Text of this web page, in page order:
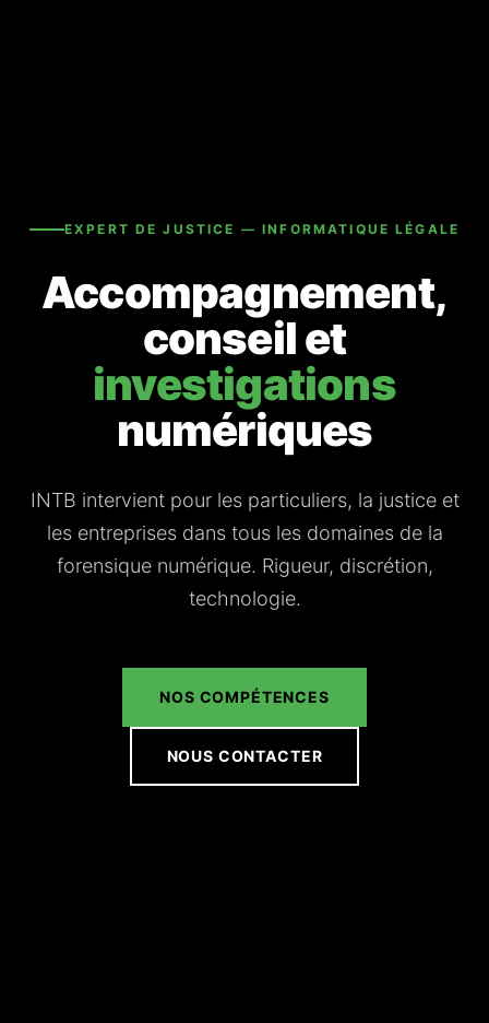
EXPERT DE JUSTICE — INFORMATIQUE LÉGALE
Accompagnement,
conseil et
investigations
numériques
INTB intervient pour les particuliers, la justice et
les entreprises dans tous les domaines de la
forensique numérique. Rigueur, discrétion,
technologie.
NOS COMPÉTENCES
NOUS CONTACTER